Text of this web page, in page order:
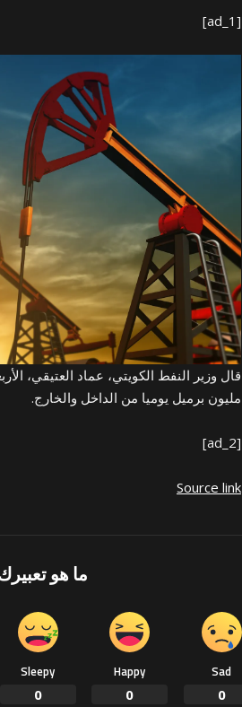
[ad_1]
مليون برميل يوميا من الداخل والخارج.
[ad_2]
Source link
ما هو
Sad
0
Happy
0
Sleepy
0